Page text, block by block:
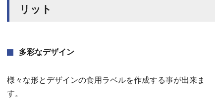
リット
多彩なデザイン
様々な形とデザインの食用ラベルを作成する事が出来ま
す。